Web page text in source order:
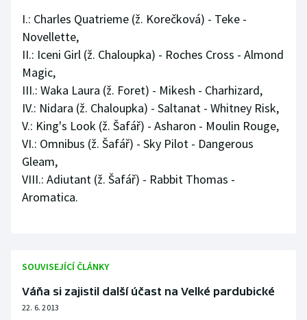
I.: Charles Quatrieme (ž. Korečková) - Teke -
Novellette,
II.: Iceni Girl (ž. Chaloupka) - Roches Cross - Almond
Magic,
III.: Waka Laura (ž. Foret) - Mikesh - Charhizard,
IV.: Nidara (ž. Chaloupka) - Saltanat - Whitney Risk,
V.: King's Look (ž. Šafář) - Asharon - Moulin Rouge,
VI.: Omnibus (ž. Šafář) - Sky Pilot - Dangerous
Gleam,
VIII.: Adiutant (ž. Šafář) - Rabbit Thomas -
Aromatica.
SOUVISEJÍCÍ ČLÁNKY
Váňa si zajistil další účast na Velké pardubické
22. 6. 2013